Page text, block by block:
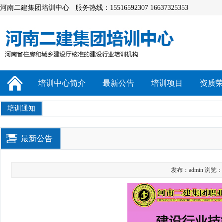
河南二建集团培训中心 服务热线：15516592307 16637325353
培训中心简介 最新公告 培训项目 资质
培训通知
最新公告
发布：admin 浏览